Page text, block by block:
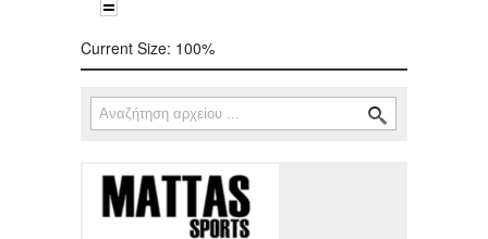
Current Size: 100%
Φόρμα αναζήτησης
Αναζήτηση